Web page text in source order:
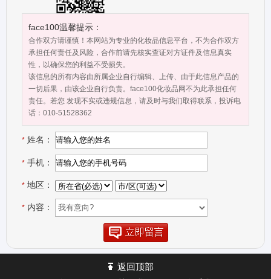
制造商 ·广东省美容美发化妆品协会“理事单位” ·医疗器械生产许可证
·医疗器械经营许可企业 ·广东省重合同守信用企业
face100温馨提示：
合作双方请谨慎！本网站为专业的化妆品信息平台，不为合作双方
承担任何责任及风险，合作前请先核实查证对方证件及信息真实
性，以确保您的利益不受损失。
该信息的所有内容由所属企业自行编辑、上传、由于此信息产品的
一切后果，由该企业自行负责。face100化妆品网不为此承担任何
责任。若您 发现不实或违规信息，请及时与我们取得联系，投诉电
话：010-51528362
* 姓名：
* 手机：
* 地区：
* 内容：
返回顶部